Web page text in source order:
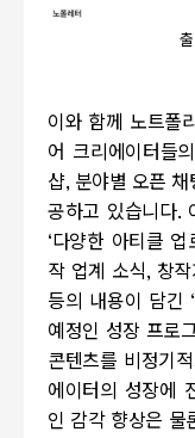
이와 함께 노트폴
어 크리에이터들
샵, 분야별 오픈 채
공하고 있습니다.
‘다양한 아티클 업
작 업계 소식, 창
등의 내용이 담긴 ‘
예정인 성장 프로
콘텐츠를 비정기
에이터의 성장에
인 감각 향상은 물